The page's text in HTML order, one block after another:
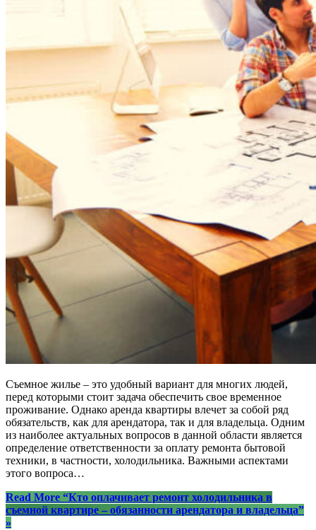
Съемное жилье – это удобный вариант для многих людей,
перед которыми стоит задача обеспечить свое временное
проживание. Однако аренда квартиры влечет за собой ряд
обязательств, как для арендатора, так и для владельца. Одним
из наиболее актуальных вопросов в данной области является
определение ответственности за оплату ремонта бытовой
техники, в частности, холодильника. Важными аспектами
этого вопроса…
Read More “Кто оплачивает ремонт холодильника в
съемной квартире – обязанности арендатора и владельца”
»